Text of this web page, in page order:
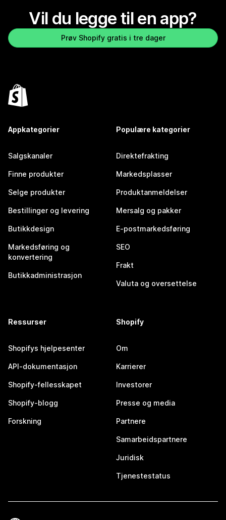
Vil du legge til en app?
Prøv Shopify gratis i tre dager
Appkategorier
Salgskanaler
Finne produkter
Selge produkter
Bestillinger og levering
Butikkdesign
Markedsføring og
konvertering
Butikkadministrasjon
Populære kategorier
Direktefrakting
Markedsplasser
Produktanmeldelser
Mersalg og pakker
E-postmarkedsføring
SEO
Frakt
Valuta og oversettelse
Ressurser
Shopifys hjelpesenter
API-dokumentasjon
Shopify-fellesskapet
Shopify-blogg
Forskning
Shopify
Om
Karrierer
Investorer
Presse og media
Partnere
Samarbeidspartnere
Juridisk
Tjenestestatus